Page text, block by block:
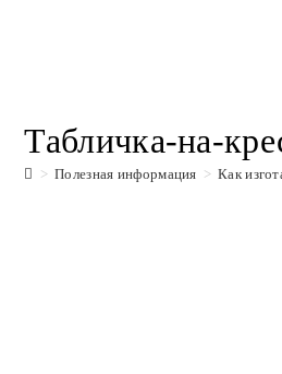
Табличка-на-
> Полезная информация > Как